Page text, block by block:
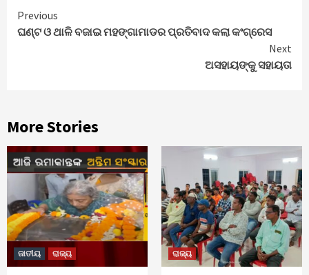
Continue
Reading
Previous
ଘଣ୍ଟ ଓ ଥାଳି ବଜାଇ ମହଙ୍ଗାମାଡର ପ୍ରତିବାଦ କଲା କଂଗ୍ରେସ
Next
ଅସହାୟଙ୍କୁ ସହାୟତା
More Stories
ଜାତୀୟ ରାଜ୍ୟ ରାଜ୍ୟ